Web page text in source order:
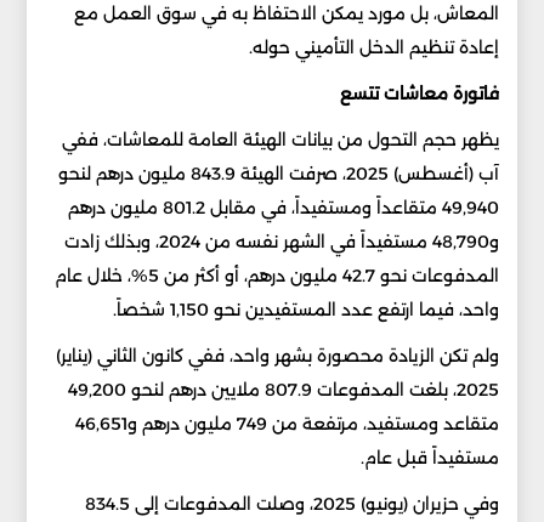
المعاش، بل مورد يمكن الاحتفاظ به في سوق العمل مع
إعادة تنظيم الدخل التأميني حوله.
فاتورة معاشات تتسع
يظهر حجم التحول من بيانات الهيئة العامة للمعاشات، ففي
آب (أغسطس) 2025، صرفت الهيئة 843.9 مليون درهم لنحو
49,940 متقاعداً ومستفيداً، في مقابل 801.2 مليون درهم
و48,790 مستفيداً في الشهر نفسه من 2024، وبذلك زادت
المدفوعات نحو 42.7 مليون درهم، أو أكثر من 5%، خلال عام
واحد، فيما ارتفع عدد المستفيدين نحو 1,150 شخصاً.
ولم تكن الزيادة محصورة بشهر واحد، ففي كانون الثاني (يناير)
2025، بلغت المدفوعات 807.9 ملايين درهم لنحو 49,200
متقاعد ومستفيد، مرتفعة من 749 مليون درهم و46,651
مستفيداً قبل عام.
وفي حزيران (يونيو) 2025، وصلت المدفوعات إلى 834.5